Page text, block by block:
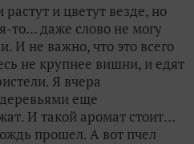
и цветут везде, но
то… даже слово не могу
И не важно, что это всего
не крупнее вишни, и едят
Я вчера
еще
И такой аромат стоит…
прошел. А вот пчел